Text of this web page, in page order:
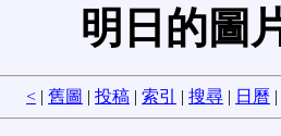
明日的圖
< | 舊圖 | 投稿 | 索引 | 搜尋 | 日曆 |